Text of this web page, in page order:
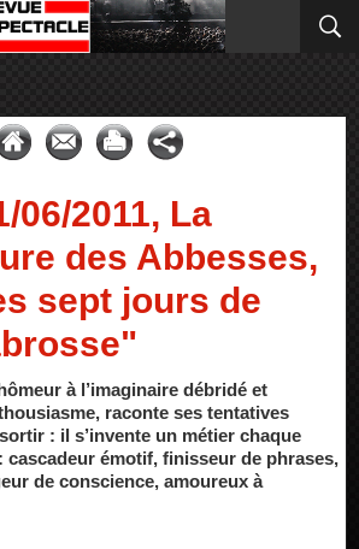
06/2011, La
des Abbesses,
sept jours de
à l’imaginaire débridé et
raconte ses tentatives
: il s’invente un métier chaque
cascadeur émotif, finisseur de phrases,
de conscience, amoureux à